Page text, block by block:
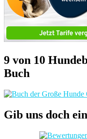
9 von 10
Buch
Gib uns doch